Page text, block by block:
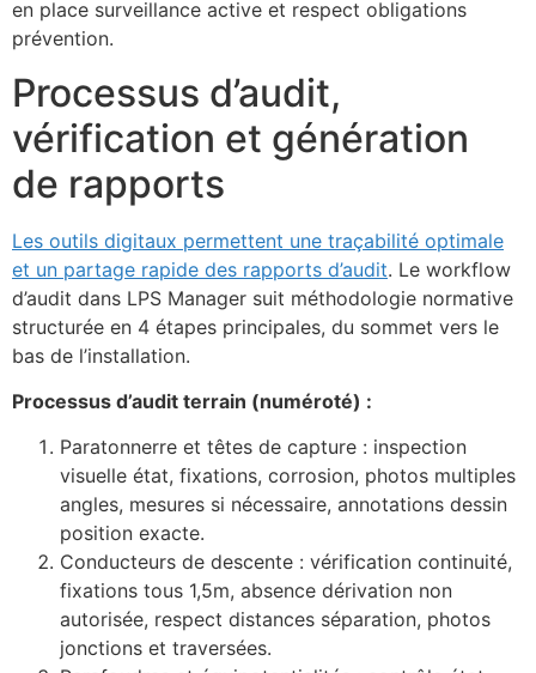
en place surveillance active et respect obligations
prévention.
Processus d’audit,
vérification et génération
de rapports
Les outils digitaux permettent une traçabilité optimale
et un partage rapide des rapports d’audit. Le workflow
d’audit dans LPS Manager suit méthodologie normative
structurée en 4 étapes principales, du sommet vers le
bas de l’installation.
Processus d’audit terrain (numéroté) :
Paratonnerre et têtes de capture : inspection
visuelle état, fixations, corrosion, photos multiples
angles, mesures si nécessaire, annotations dessin
position exacte.
Conducteurs de descente : vérification continuité,
fixations tous 1,5m, absence dérivation non
autorisée, respect distances séparation, photos
jonctions et traversées.